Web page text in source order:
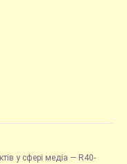
у сфері медіа — R40-